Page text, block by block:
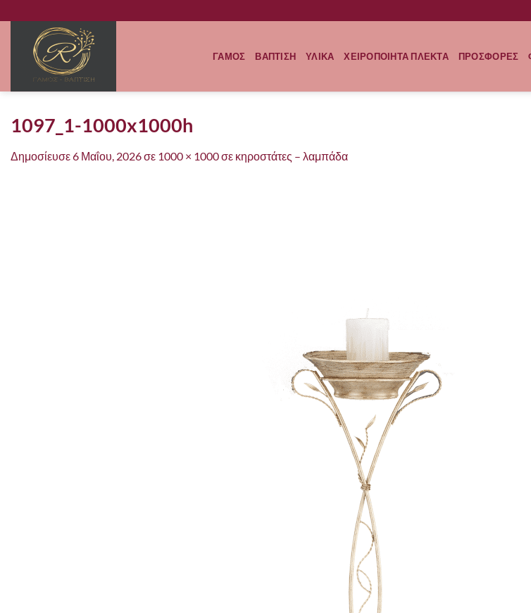
στο
περιεχόμενο
ΓΑΜΟΣ ΒΑΠΤΙΣΗ ΥΛΙΚΑ ΧΕΙΡΟΠΟΙΗΤΑ ΠΛΕΚΤΑ ΠΡΟΣΦΟΡΕΣ
1097_1-1000x1000h
Δημοσίευσε6 Μαΐου, 2026σε 1000 × 1000σε κηροστάτες – λαμπάδα